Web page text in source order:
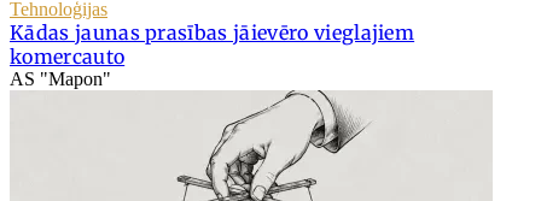
Tehnoloģijas
Kādas jaunas prasības jāievēro vieglajiem
komercauto
AS "Mapon"